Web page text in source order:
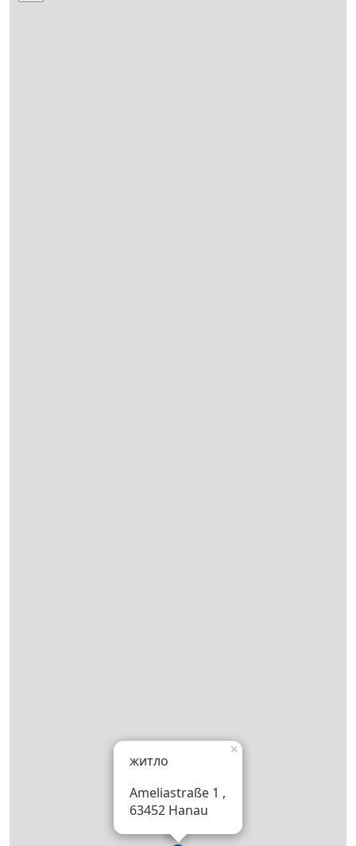
житло
Ameliastraße 1 ,
63452 Hanau
×